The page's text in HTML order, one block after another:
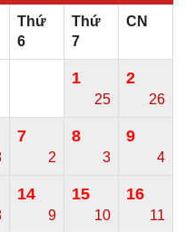
Thứ
6
Thứ
7
CN
1
25
2
26
7
2
8
3
9
4
14
9
15
10
16
11